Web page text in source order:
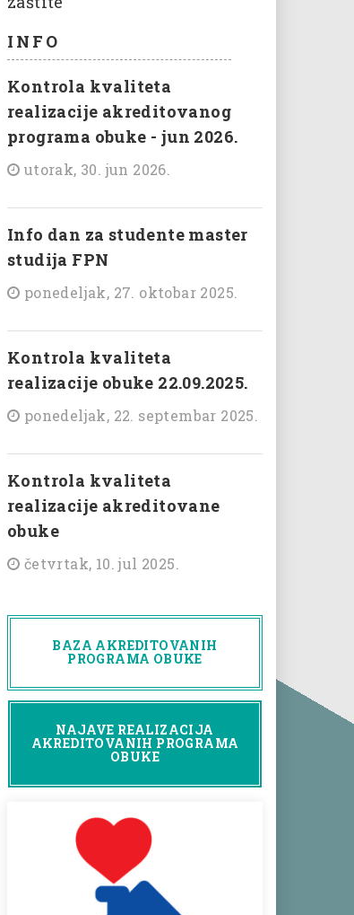
INFO
Kontrola kvaliteta
realizacije akreditovanog
programa obuke - jun 2026.
utorak, 30. jun 2026.
Info dan za studente master
studija FPN
ponedeljak, 27. oktobar 2025.
Kontrola kvaliteta
realizacije obuke 22.09.2025.
ponedeljak, 22. septembar 2025.
Kontrola kvaliteta
realizacije akreditovane
obuke
četvrtak, 10. jul 2025.
BAZA AKREDITOVANIH
PROGRAMA OBUKE
NAJAVE REALIZACIJA
AKREDITOVANIH PROGRAMA
OBUKE